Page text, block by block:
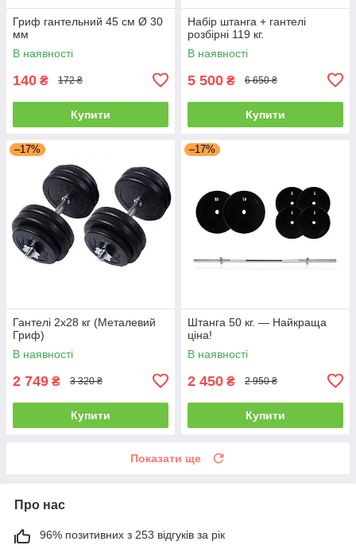
Гриф гантельний 45 см Ø 30
мм
В наявності
140 ₴ 172 ₴
Купити
Набір штанга + гантелі
розбірні 119 кг.
В наявності
5 500 ₴ 6 650 ₴
Купити
–17%
Гантелі 2х28 кг (Металевий
Гриф)
В наявності
2 749 ₴ 3 320 ₴
Купити
–17%
Штанга 50 кг. — Найкраща
ціна!
В наявності
2 450 ₴ 2 950 ₴
Купити
Показати ще
Про нас
96% позитивних з 253 відгуків за рік